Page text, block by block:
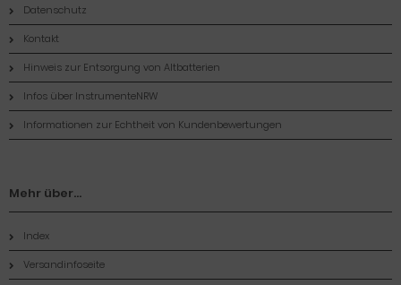
Datenschutz
Kontakt
Hinweis zur Entsorgung von Altbatterien
Infos über InstrumenteNRW
Informationen zur Echtheit von Kundenbewertungen
Mehr über...
Index
Versandinfoseite